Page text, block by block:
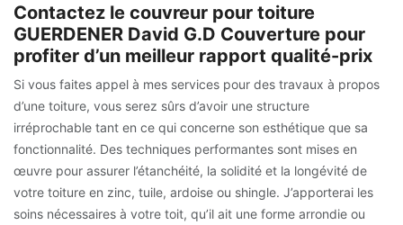
Contactez le couvreur pour toiture
GUERDENER David G.D Couverture pour
profiter d’un meilleur rapport qualité-prix
Si vous faites appel à mes services pour des travaux à propos
d’une toiture, vous serez sûrs d’avoir une structure
irréprochable tant en ce qui concerne son esthétique que sa
fonctionnalité. Des techniques performantes sont mises en
œuvre pour assurer l’étanchéité, la solidité et la longévité de
votre toiture en zinc, tuile, ardoise ou shingle. J’apporterai les
soins nécessaires à votre toit, qu’il ait une forme arrondie ou